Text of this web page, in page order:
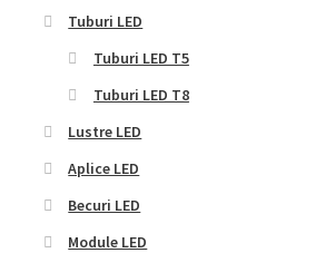
Tuburi LED
Tuburi LED T5
Tuburi LED T8
Lustre LED
Aplice LED
Becuri LED
Module LED